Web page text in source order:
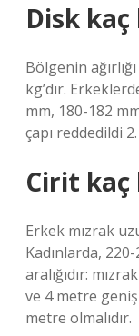
Disk kaç
Bölgenin
kg’dır.
mm, 180-182
çapı reddedildi 2.
Cirit kaç
Erkek mızrak
Kadınlarda,
aralığıdır:
ve 4 metre
metre olmalıdır.